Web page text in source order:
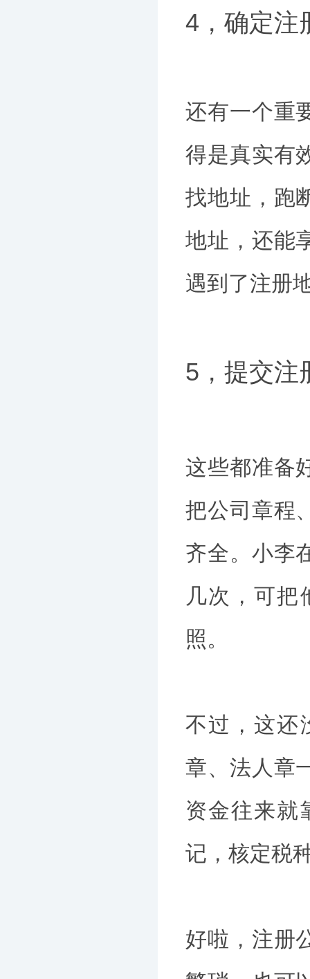
4，确定注
还有一个重
得是真实有
找地址，跑
地址，还能
遇到了注册
5，提交注
这些都准备
把公司章程
齐全。小李
几次，可把
照。
不过，这还
章、法人章
资金往来就
记，核定税
好啦，注册